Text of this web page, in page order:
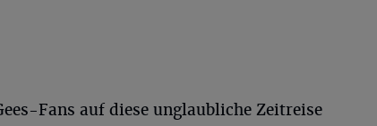
Fans auf diese unglaubliche Zeitreise